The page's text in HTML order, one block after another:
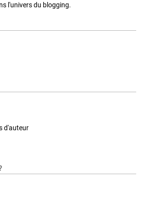
l'univers du blogging.
d'auteur